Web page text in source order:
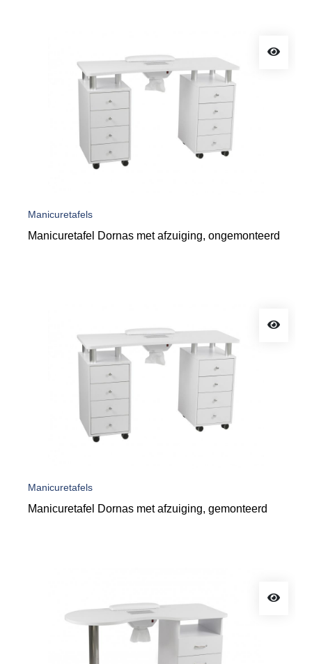
Manicuretafels
Manicuretafel Dornas met afzuiging, ongemonteerd
Manicuretafels
Manicuretafel Dornas met afzuiging, gemonteerd